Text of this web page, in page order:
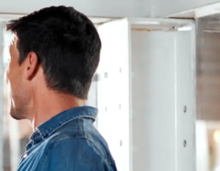
Kurs- aktivitetskalender
Veien til Fagbrev
Stipend
Karriere
Høyskolen Kristiania
Tips
Kurs
Vekst